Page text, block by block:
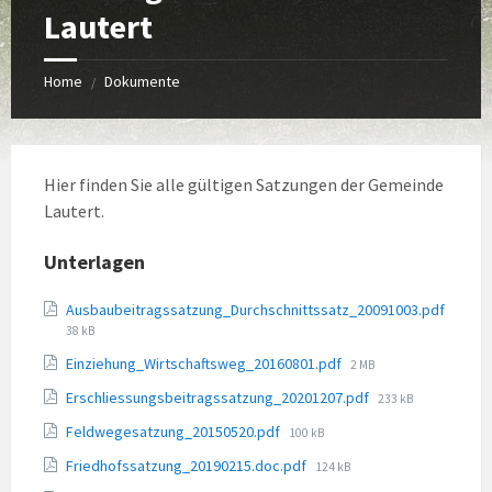
Lautert
Home / Dokumente
Hier finden Sie alle gültigen Satzungen der Gemeinde
Lautert.
Unterlagen
Ausbaubeitragssatzung_Durchschnittssatz_20091003.pdf
File
38 kB
Einziehung_Wirtschaftsweg_20160801.pdf File
2 MB
Erschliessungsbeitragssatzung_20201207.pdf File
233 kB
Feldwegesatzung_20150520.pdf File
100 kB
Friedhofssatzung_20190215.doc.pdf File
124 kB